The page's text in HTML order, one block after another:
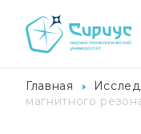
Главная
магнитного